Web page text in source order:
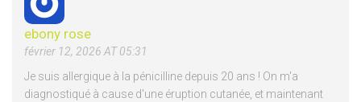
ebony rose
février 12, 2026 AT 05:31
Je suis allergique à la pénicilline depuis 20 ans ! On m'a
diagnostiqué à cause d'une éruption cutanée, et maintenant